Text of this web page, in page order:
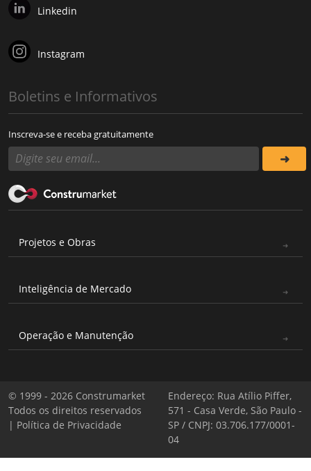
Linkedin
Instagram
Boletins e Informativos
Inscreva-se e receba gratuitamente
Projetos e Obras
Inteligência de Mercado
Operação e Manutenção
© 1999 - 2026 Construmarket
Todos os direitos reservados
| Política de Privacidade
Endereço: Rua Atílio Piffer,
571 - Casa Verde, São Paulo -
SP / CNPJ: 03.706.177/0001-
04